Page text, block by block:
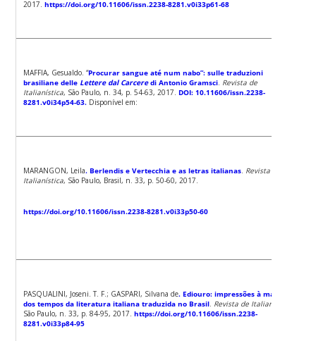
2017.https://doi.org/10.11606/issn.2238-8281.v0i33p61-68
MAFFIA, Gesualdo. “Procurar sangue até num nabo”: sulle traduzioni
brasiliane delle Lettere dal Carceredi Antonio Gramsci Revista de
Italianística, São Paulo, n. 34, p. 54-63, 2017.DOI: 10.11606/issn.2238-
8281.v0i34p54-63. Disponível em:
MARANGON, Leila. Berlendis e Vertecchia e as letras italianas Revista de
Italianística, São Paulo, Brasil, n. 33, p. 50-60, 2017.
https://doi.org/10.11606/issn.2238-8281.v0i33p50-60
PASQUALINI, Joseni. T. F.; GASPARI, Silvana de. Ediouro: impressões à margem
dos tempos da literatura italiana traduzida no Brasil Revista de Italianística
São Paulo, n. 33, p. 84-95, 2017.https://doi.org/10.11606/issn.2238-
8281.v0i33p84-95